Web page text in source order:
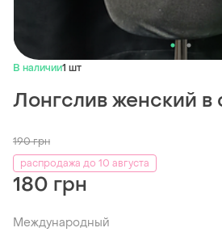
В наличии1 шт
Лонгслив женский в
190грн
распродажа до 10 августа
180 грн
Международный